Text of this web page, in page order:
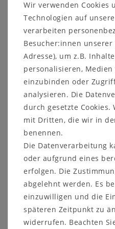
Virginia Zaubernuss
Winterblüher Bonsai
Hamamelis
Syn.: Virginia -
Hexenhasel
Familie:
Heimat:
10 Samen
Das Besondere und
Zaubernuss, sind
geformten gelben
zwischen November
einer Zeit in der bei
Freiland zu finden
Zaubernuss ähnelt im
ist absolut winterhart,
bis zu 7 m hoher
Ein besonderes
Wir verwenden Cookies
Technologien auf
verarbeiten
Besucher:innen unserer
Adresse), um z.B.
personalisieren,
einzubinden oder
analysieren. Die
durch gesetzte
mit Dritten, die wir in
benennen.
Die Datenverarbeitung
oder aufgrund eines
erfolgen. Die
abgelehnt werden. Es
einzuwilligen und die
späteren Zeitpunkt zu
widerrufen. Beachten